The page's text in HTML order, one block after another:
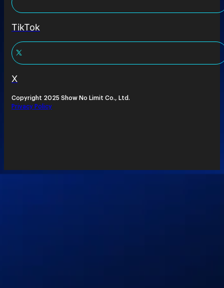
TikTok
X
Copyright 2025 Show No Limit Co., Ltd.
Privacy Policy